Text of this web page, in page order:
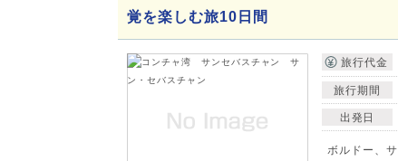
覚を楽しむ旅10日間
旅行代金
旅行期間
出発日
ボルドー、